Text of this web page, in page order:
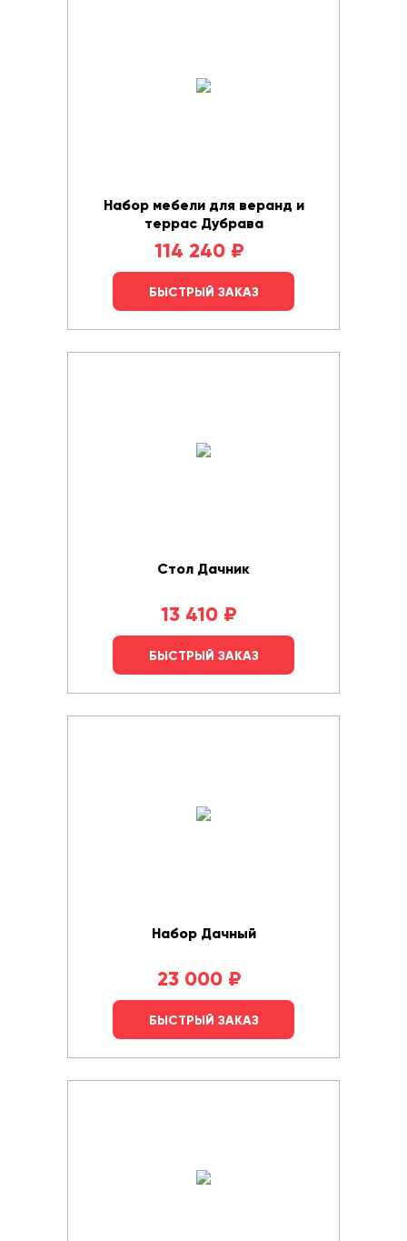
Набор мебели для веранд и
террас Дубрава
114 240 ₽
БЫСТРЫЙ ЗАКАЗ
Стол Дачник
13 410 ₽
БЫСТРЫЙ ЗАКАЗ
Набор Дачный
23 000 ₽
БЫСТРЫЙ ЗАКАЗ